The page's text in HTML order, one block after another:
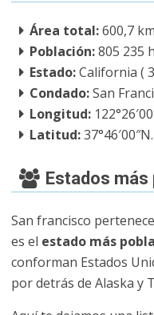
Área total:600,7
Población:805 235
Estado:California (
Condado:San
Longitud:
Latitud:37°46′00″N.
Estados más
San francisco
es el estado más
conforman Estados
por detrás de Alaska y